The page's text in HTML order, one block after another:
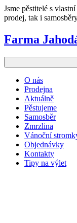
Skip
to
Jsme pěstitelé s
prodej, tak i
Farma
O nás
Prodejna
Aktuálně
Pěstujeme
Samosběr
Zmrzlina
Vánoční
Objednávky
Kontakty
Tipy na výlet